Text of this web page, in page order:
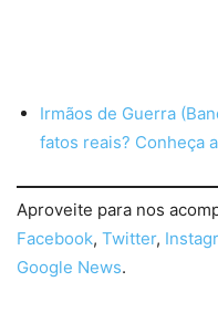
Irmãos de Guerra
fatos reais? Conheça
Aproveite para nos
Facebook, Twitter,
Google News.